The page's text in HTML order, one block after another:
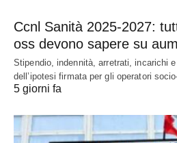
Ccnl Sanità 2025-2027:
oss devono sapere su
Stipendio, indennità, arretrati, incarichi
dell’ipotesi firmata per gli operatori
5 giorni fa